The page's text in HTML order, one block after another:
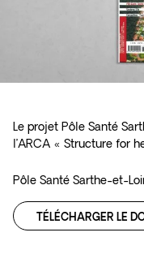
Le projet Pôle Santé
l’ARCA « Structure for
Pôle Santé Sarthe-et-
TÉLÉCHARGER LE